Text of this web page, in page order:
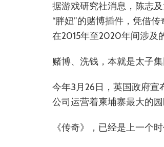
据游戏研究社消息，陈志
“胖妞”的赌博插件，凭借
在2015年至2020年间涉及
赌博、洗钱，本就是太子集
今年3月26日，英国政府宣
公司运营着柬埔寨最大的
《传奇》，已经是上一个时